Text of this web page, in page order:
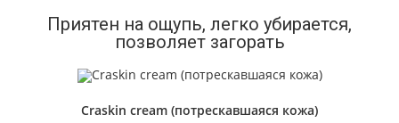
Приятен на ощупь, легко убирается,
позволяет загорать
Craskin cream (потрескавшаяся кожа)